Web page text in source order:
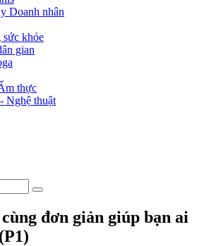
Doanh nhân
sức khỏe
gian
thực
Nghệ thuật
đơn giản giúp bạn ai